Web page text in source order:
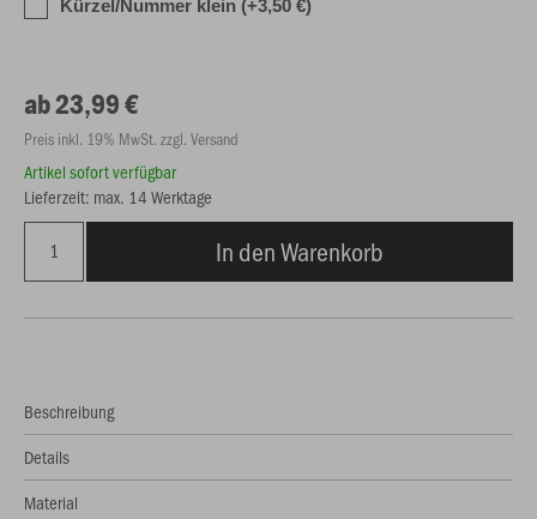
Kürzel/Nummer klein (+3,50 €)
ab 23,99 €
Preis inkl. 19% MwSt. zzgl. Versand
Artikel sofort verfügbar
Lieferzeit: max. 14 Werktage
In den Warenkorb
Beschreibung
Details
Material